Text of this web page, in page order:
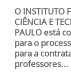
O INSTITUTO
CIÊNCIA E
PAULO está
para o
para a
professores...